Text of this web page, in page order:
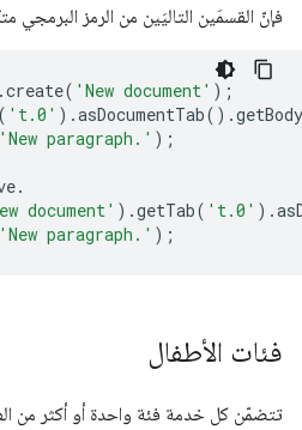
فإنّ القسمَين التاليَين من الرمز البرمجي
.create( 'New document' );
( 't.0' ) .asDocumentTab() .getBody
'New paragraph.' );
.
document' ) .getTab( 't.0' ) .
'New paragraph.' );
فئات الأطفال
تتضمّن كل خدمة فئة واحدة أو أكثر من